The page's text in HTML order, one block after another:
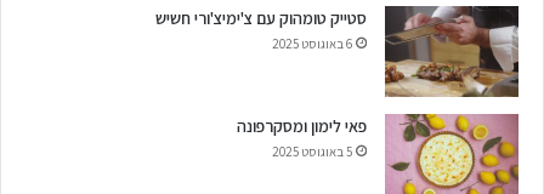
סטייק טומהוק עם צ'ימיצ'ורי חשיש
6 באוגוסט 2025
פאי לימון ומסקרפונה
5 באוגוסט 2025